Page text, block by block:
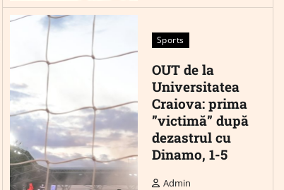
Sports
OUT de la
Universitatea
Craiova: prima
”victimă” după
dezastrul cu
Dinamo, 1-5
Admin